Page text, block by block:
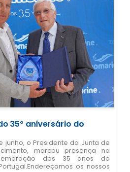
35º aniversário do
junho, o Presidente da Junta de
marcou presença na
dos 35 anos do
os nossos